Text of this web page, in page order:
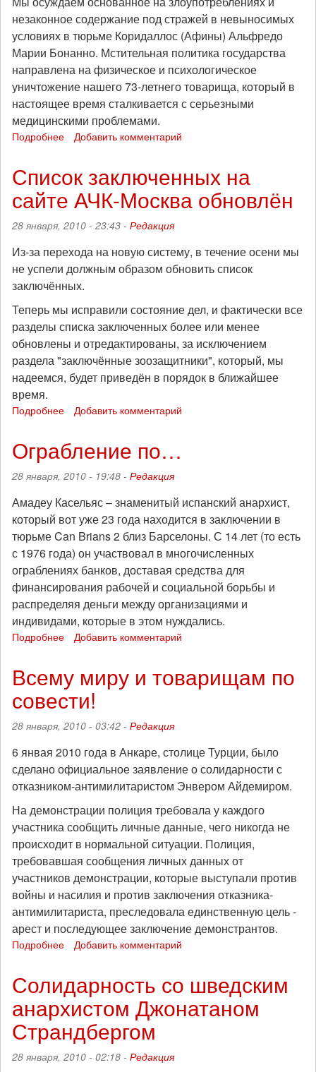
было
снято
незаконное содержание под стражей в невыносимых
условиях в тюрьме Коридаллос (Афины) Альфредо
Марии Бонанно. Мстительная политика государства
направлена на физическое и психологическое
уничтожение нашего 73-летнего товарища, который в
настоящее время сталкивается с серьезными
медицинскими проблемами.
Подробнее
мстят
Альфредо
Бонанно
Добавить комментарий
Список заключенных на
сайте АЧК-Москва обновлён
28 января, 2010 - 23:43 - Редакция
Из-за перехода на новую систему, в течение осени мы
не успели должным образом обновить список
заключённых.
Теперь мы исправили состояние дел, и фактически все
разделы списка заключенных более или менее
обновлены и отредактированы, за исключением
раздела "заключённые зоозащитники", который, мы
надеемся, будет приведён в порядок в ближайшее
время.
Подробнее
на
АЧК-
обновлён
Добавить комментарий
Ограбление по…
28 января, 2010 - 19:48 - Редакция
Амадеу Касельяс – знаменитый испанский анархист,
который вот уже 23 года находится в заключении в
тюрьме Can Brians 2 близ Барселоны. С 14 лет (то есть
с 1976 года) он участвовал в многочисленных
ограблениях банков, доставая средства для
финансирования рабочей и социальной борьбы и
распределяя деньги между организациями и
индивидами, которые в этом нуждались.
Подробнее Добавить комментарий
Всему миру и товарищам по
совести!
28 января, 2010 - 03:42 - Редакция
6 янвая 2010 года в Анкаре, столице Турции, было
сделано официальное заявление о солидарности с
отказником-антимилитаристом Энвером Айдемиром.
На демонстрации полиция требовала у каждого
участника сообщить личные данные, чего никогда не
происходит в нормальной ситуации. Полиция,
требовавшая сообщения личных данных от
участников демонстрации, которые выступали против
войны и насилия и против заключения отказника-
антимилитариста, преследовала единственную цель -
арест и последующее заключение демонстрантов.
Подробнее
и
товарищам
по
совести!
Добавить комментарий
Солидарность со шведским
анархистом Джонатаном
Страндбергом
28 января, 2010 - 02:18 - Редакция